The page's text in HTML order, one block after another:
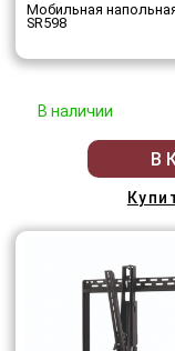
Мобильная
SR598
В наличии
В